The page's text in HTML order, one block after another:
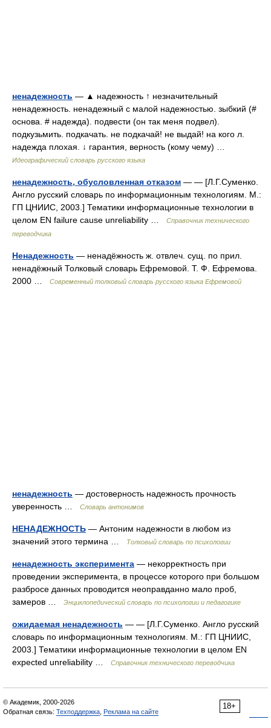
ненадежность — ▲ надежность ↑ незначительный
ненадежность. ненадежный с малой надежностью. зыбкий (#
основа. # надежда). подвести (он так меня подвел).
подкузьмить. подкачать. не подкачай! не выдай! на кого л.
надежда плохая. ↓ гарантия, верность (кому чему) …
Идеографический словарь русского языка
ненадежность, обусловленная отказом — — [Л.Г.Суменко.
Англо русский словарь по информационным технологиям. М.:
ГП ЦНИИС, 2003.] Тематики информационные технологии в
целом EN failure cause unreliability …
Справочник технического
переводчика
Ненадежность — ненадёжность ж. отвлеч. сущ. по прил.
ненадёжный Толковый словарь Ефремовой. Т. Ф. Ефремова.
2000 …
Современный толковый словарь русского языка Ефремовой
ненадежность — достоверность надежность прочность
уверенность …
Словарь антонимов
НЕНАДЕЖНОСТЬ — Антоним надежности в любом из
значений этого термина …
Толковый словарь по психологии
ненадежность эксперимента — некорректность при
проведении эксперимента, в процессе которого при большом
разбросе данных проводится неоправданно мало проб,
замеров …
Энциклопедический словарь по психологии и педагогике
ожидаемая ненадежность — — [Л.Г.Суменко. Англо русский
словарь по информационным технологиям. М.: ГП ЦНИИС,
2003.] Тематики информационные технологии в целом EN
expected unreliability …
Справочник технического переводчика
18+
© Академик, 2000-2026
Обратная связь: Техподдержка Реклама на сайте